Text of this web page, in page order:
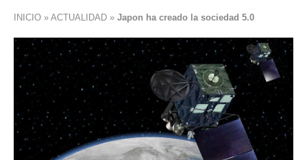
INICIO » ACTUALIDAD » Japon ha creado la sociedad 5.0